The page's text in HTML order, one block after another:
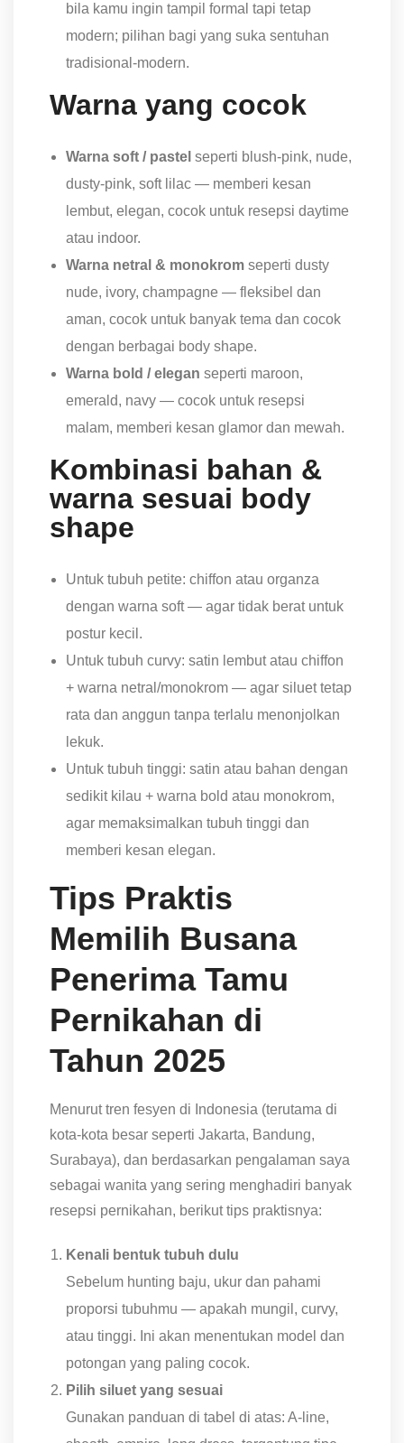
bila kamu ingin tampil formal tapi tetap
modern; pilihan bagi yang suka sentuhan
tradisional-modern.
Warna yang cocok
Warna soft / pastel seperti blush-pink, nude,
dusty-pink, soft lilac — memberi kesan
lembut, elegan, cocok untuk resepsi daytime
atau indoor.
Warna netral & monokrom seperti dusty
nude, ivory, champagne — fleksibel dan
aman, cocok untuk banyak tema dan cocok
dengan berbagai body shape.
Warna bold / elegan seperti maroon,
emerald, navy — cocok untuk resepsi
malam, memberi kesan glamor dan mewah.
Kombinasi bahan &
warna sesuai body
shape
Untuk tubuh petite: chiffon atau organza
dengan warna soft — agar tidak berat untuk
postur kecil.
Untuk tubuh curvy: satin lembut atau chiffon
+ warna netral/monokrom — agar siluet tetap
rata dan anggun tanpa terlalu menonjolkan
lekuk.
Untuk tubuh tinggi: satin atau bahan dengan
sedikit kilau + warna bold atau monokrom,
agar memaksimalkan tubuh tinggi dan
memberi kesan elegan.
Tips Praktis
Memilih Busana
Penerima Tamu
Pernikahan di
Tahun 2025
Menurut tren fesyen di Indonesia (terutama di
kota-kota besar seperti Jakarta, Bandung,
Surabaya), dan berdasarkan pengalaman saya
sebagai wanita yang sering menghadiri banyak
resepsi pernikahan, berikut tips praktisnya:
Kenali bentuk tubuh dulu
Sebelum hunting baju, ukur dan pahami
proporsi tubuhmu — apakah mungil, curvy,
atau tinggi. Ini akan menentukan model dan
potongan yang paling cocok.
Pilih siluet yang sesuai
Gunakan panduan di tabel di atas: A-line,